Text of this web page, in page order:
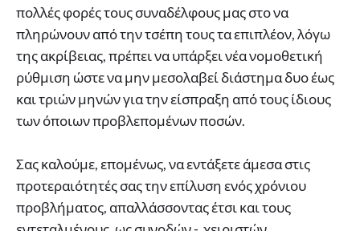
πολλές φορές τους συναδέλφους μας στο να
πληρώνουν από την τσέπη τους τα επιπλέον, λόγω
της ακρίβειας, πρέπει να υπάρξει νέα νομοθετική
ρύθμιση ώστε να μην μεσολαβεί διάστημα δυο έως
και τριών μηνών για την είσπραξη από τους ίδιους
των όποιων προβλεπομένων ποσών.
Σας καλούμε, επομένως, να εντάξετε άμεσα στις
προτεραιότητές σας την επίλυση ενός χρόνιου
προβλήματος, απαλλάσσοντας έτσι και τους